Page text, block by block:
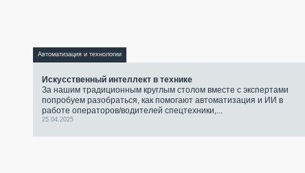
Автоматизация и технологии
Искусственный интеллект в технике
За нашим традиционным круглым столом вместе с экспертами
попробуем разобраться, как помогают автоматизация и ИИ в
работе операторов/водителей спецтехники,...
25.04.2025